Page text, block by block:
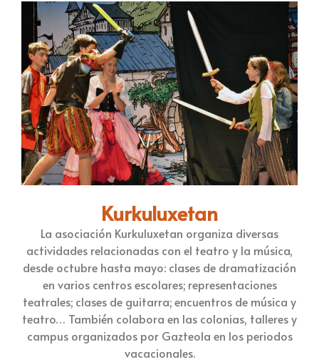
Kurkuluxetan
La asociación Kurkuluxetan organiza diversas
actividades relacionadas con el teatro y la música,
desde octubre hasta mayo: clases de dramatización
en varios centros escolares; representaciones
teatrales; clases de guitarra; encuentros de música y
teatro… También colabora en las colonias, talleres y
campus organizados por Gazteola en los periodos
vacacionales.